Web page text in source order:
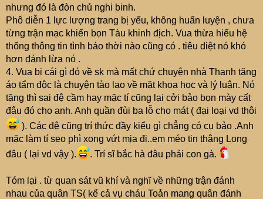
nhưng đó là đòn chủ nghi binh.
Phô diễn 1 lực lượng trang bị yếu, không huấn luyện , chưa
từng trận mạc khiến bọn Tàu khinh địch. Vua thừa hiểu hệ
thống thông tin tình báo thời nào cũng có . tiêu diệt nó khó
hơn đánh lừa nó .
4. Vua bị cái gì đó về sk mà mất chứ chuyện nhà Thanh tặng
áo tẩm độc là chuyện tào lao về mặt khoa học và lý luận. Nó
tặng thì sai đệ cầm hay mặc tí cũng lại cởi bảo bọn mày cất
đâu đó cho anh. Anh quần đùi ba lỗ cho mát ( đại loại vd thôi
). Các đệ cũng trí thức đầy kiểu gì chẳng có cụ bảo .Anh
mặc làm tí seo phì xong vứt mịa đi..em méo tin thằng Long
đâu ( lại vd vậy ).
. Trí sĩ bắc hà đâu phải con gà.
Tóm lại . từ quan sát vũ khí và nghĩ về những trận đánh
nhau của quân TS( kể cả vụ cháu Toản mang quân đánh